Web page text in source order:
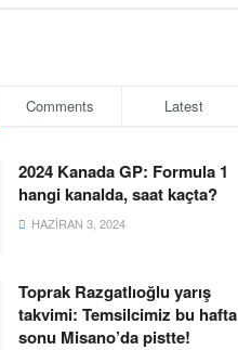
Comments Latest
2024 Kanada GP: Formula 1
hangi kanalda, saat kaçta?
HAZIRAN 3, 2024
Toprak Razgatlıoğlu yarış
takvimi: Temsilcimiz bu hafta
sonu Misano’da pistte!